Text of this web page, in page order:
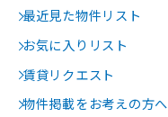
最近見た物件リスト
お気に入りリスト
賃貸リクエスト
物件掲載をお考えの方へ